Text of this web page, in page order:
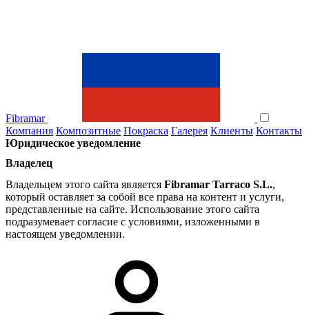
Fibramar
Компания Композитные Покраска Галерея Клиенты Контакты
Юридическое уведомление
Владелец
Владельцем этого сайта является Fibramar Tarraco S.L.,
который оставляет за собой все права на контент и услуги,
представленные на сайте. Использование этого сайта
подразумевает согласие с условиями, изложенными в
настоящем уведомлении.